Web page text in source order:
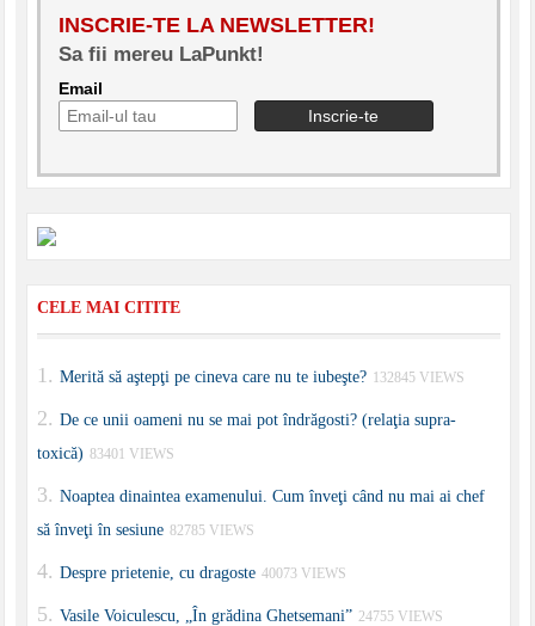
INSCRIE-TE LA NEWSLETTER!
Sa fii mereu LaPunkt!
Email
CELE MAI CITITE
Merită să aştepţi pe cineva care nu te iubeşte? 132845 VIEWS
De ce unii oameni nu se mai pot îndrăgosti? (relaţia supra-
toxică) 83401 VIEWS
Noaptea dinaintea examenului. Cum înveţi când nu mai ai chef
să înveţi în sesiune 82785 VIEWS
Despre prietenie, cu dragoste 40073 VIEWS
Vasile Voiculescu, „În grădina Ghetsemani” 24755 VIEWS